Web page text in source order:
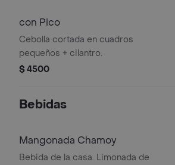
con Pico
Cebolla cortada en cuadros
pequeños + cilantro.
$ 4500
Bebidas
Mangonada Chamoy
Bebida de la casa. Limonada de